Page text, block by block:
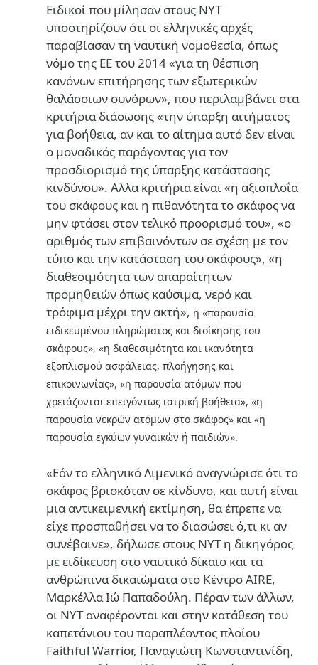
Ειδικοί που μίλησαν στους NYT
υποστηρίζουν ότι οι ελληνικές αρχές
παραβίασαν τη ναυτική νομοθεσία, όπως
νόμο της ΕΕ του 2014 «για τη θέσπιση
κανόνων επιτήρησης των εξωτερικών
θαλάσσιων συνόρων», που περιλαμβάνει στα
κριτήρια διάσωσης «την ύπαρξη αιτήματος
για βοήθεια, αν και το αίτημα αυτό δεν είναι
ο μοναδικός παράγοντας για τον
προσδιορισμό της ύπαρξης κατάστασης
κινδύνου». Αλλα κριτήρια είναι «η αξιοπλοΐα
του σκάφους και η πιθανότητα το σκάφος να
μην φτάσει στον τελικό προορισμό του», «ο
αριθμός των επιβαινόντων σε σχέση με τον
τύπο και την κατάσταση του σκάφους», «η
διαθεσιμότητα των απαραίτητων
προμηθειών όπως καύσιμα, νερό και
τρόφιμα μέχρι την ακτή», η «παρουσία
ειδικευμένου πληρώματος και διοίκησης του
σκάφους», «η διαθεσιμότητα και ικανότητα
εξοπλισμού ασφάλειας, πλοήγησης και
επικοινωνίας», «η παρουσία ατόμων που
χρειάζονται επειγόντως ιατρική βοήθεια», «η
παρουσία νεκρών ατόμων στο σκάφος» και «η
παρουσία εγκύων γυναικών ή παιδιών».
«Εάν το ελληνικό Λιμενικό αναγνώρισε ότι το
σκάφος βρισκόταν σε κίνδυνο, και αυτή είναι
μια αντικειμενική εκτίμηση, θα έπρεπε να
είχε προσπαθήσει να το διασώσει ό,τι κι αν
συνέβαινε», δήλωσε στους NYT η δικηγόρος
με ειδίκευση στο ναυτικό δίκαιο και τα
ανθρώπινα δικαιώματα στο Κέντρο AIRE,
Μαρκέλλα Ιώ Παπαδούλη. Πέραν των άλλων,
οι ΝΥΤ αναφέρονται και στην κατάθεση του
καπετάνιου του παραπλέοντος πλοίου
Faithful Warrior, Παναγιώτη Κωνσταντινίδη,